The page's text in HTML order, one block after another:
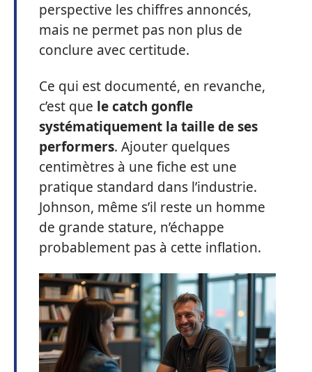
perspective les chiffres annoncés,
mais ne permet pas non plus de
conclure avec certitude.
Ce qui est documenté, en revanche,
c’est que le catch gonfle
systématiquement la taille de ses
performers. Ajouter quelques
centimètres à une fiche est une
pratique standard dans l’industrie.
Johnson, même s’il reste un homme
de grande stature, n’échappe
probablement pas à cette inflation.